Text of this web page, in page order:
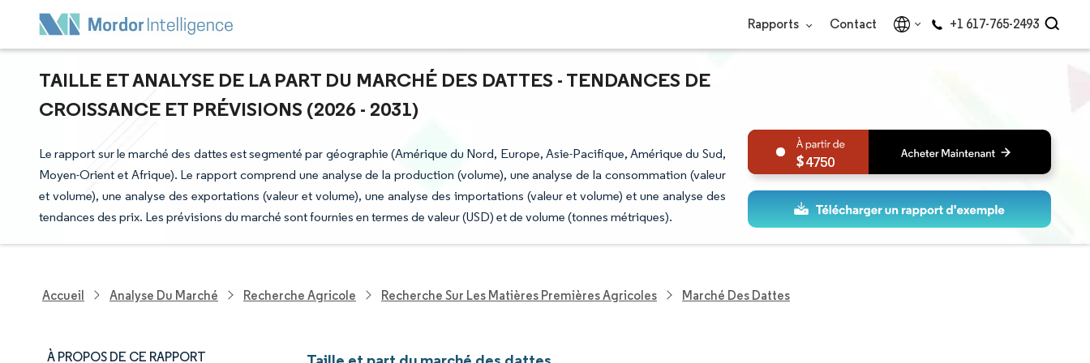
Rapports Contact +1 617-765-2493
TAILLE ET ANALYSE DE LA PART DU MARCHÉ DES DATTES - TENDANCES DE
CROISSANCE ET PRÉVISIONS (2026 - 2031)
Le rapport sur le marché des dattes est segmenté par géographie (Amérique du Nord, Europe, Asie-Pacifique, Amérique du Sud,
Moyen-Orient et Afrique). Le rapport comprend une analyse de la production (volume), une analyse de la consommation (valeur
et volume), une analyse des exportations (valeur et volume), une analyse des importations (valeur et volume) et une analyse des
tendances des prix. Les prévisions du marché sont fournies en termes de valeur (USD) et de volume (tonnes métriques).
4750
Accueil Analyse Du Marché Recherche Agricole Recherche Sur Les Matières Premières Agricoles Marché Des Dattes
À PROPOS DE CE RAPPORT